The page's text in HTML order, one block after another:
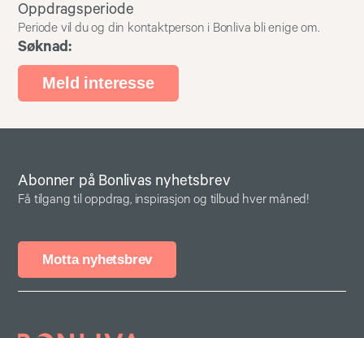
Oppdragsperiode
Periode vil du og din kontaktperson i Bonliva bli enige om.
Søknad:
Meld interesse
Abonner på Bonlivas nyhetsbrev
Få tilgang til oppdrag, inspirasjon og tilbud hver måned!
Motta nyhetsbrev